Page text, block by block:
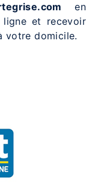
en
ligne et recevoir
votre domicile.